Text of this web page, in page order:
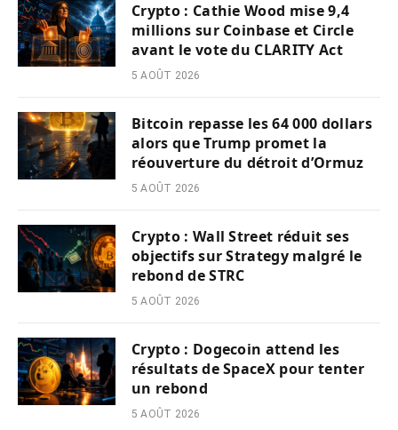
Crypto : Cathie Wood mise 9,4
millions sur Coinbase et Circle
avant le vote du CLARITY Act
5 AOÛT 2026
Bitcoin repasse les 64 000 dollars
alors que Trump promet la
réouverture du détroit d’Ormuz
5 AOÛT 2026
Crypto : Wall Street réduit ses
objectifs sur Strategy malgré le
rebond de STRC
5 AOÛT 2026
Crypto : Dogecoin attend les
résultats de SpaceX pour tenter
un rebond
5 AOÛT 2026